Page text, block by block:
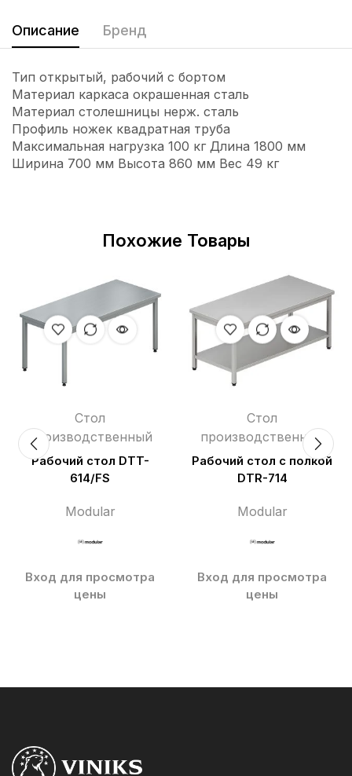
Описание Бренд
Тип открытый, рабочий с бортом
Материал каркаса окрашенная сталь
Материал столешницы нерж. сталь
Профиль ножек квадратная труба
Максимальная нагрузка 100 кг Длина 1800 мм
Ширина 700 мм Высота 860 мм Вес 49 кг
Похожие Товары
Стол
производственный
Рабочий стол DTT-
614/FS
Modular
Вход для просмотра
цены
Стол
производственный
Рабочий стол с полкой
DTR-714
Modular
Вход для просмотра
цены